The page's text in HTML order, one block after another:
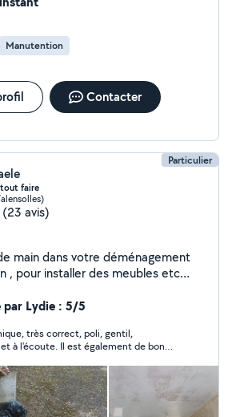
Manutention
Contacter
Particulier
faire
(23 avis)
main dans votre déménagement
, pour installer des meubles etc
par Lydie : 5/5
très correct, poli, gentil,
à l'écoute. Il est également de bon
de cette dernière. Ils arrivent et se
Je n'hésiterai pas une seconde
lui.